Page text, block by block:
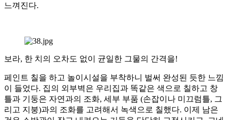
느껴진다.
보라, 한 치의 오차도 없이 균일한 그물의 간격을!
페인트 칠을 하고 놀이시설을 부착하니 벌써 완성된 듯한 느낌
이 들었다. 집의 외부벽은 우리집과 똑같은 색으로 칠하고 창
틀과 기둥은 자연과의 조화, 세부 부품 (손잡이나 미끄럼틀, 그
리고 지붕)과의 조화를 고려해서 녹색으로 칠했다. 이제 남은